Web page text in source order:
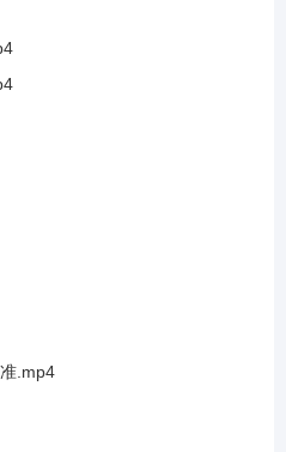
测试湿度采集
和PEC校验值讲解
及SCL框架讲解
发送流程
收之应答位使能
.mp4